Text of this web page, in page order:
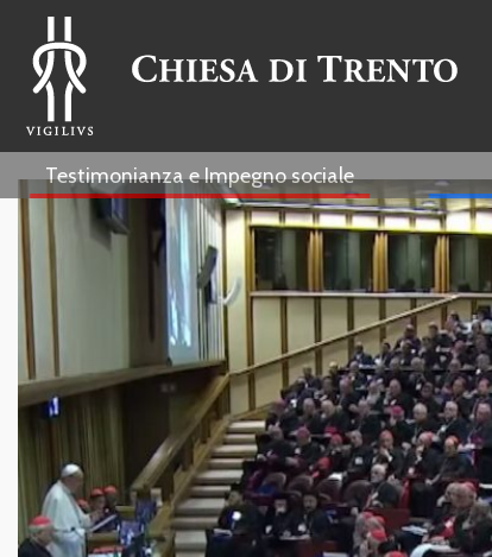
Testimonianza e Impegno sociale